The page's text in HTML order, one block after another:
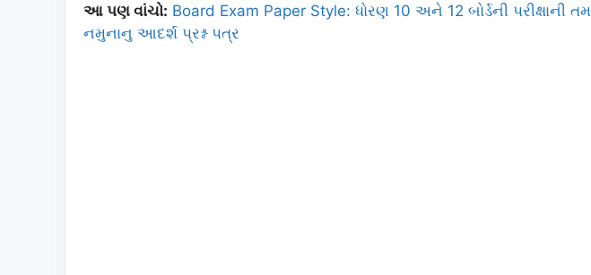
આ પણ વાંચો: Board Exam Paper Style: ધોરણ 10 અને 12 બોર્ડની પરીક્ષાની
નમુનાનુ આદર્શ પ્રશ્ન પત્ર